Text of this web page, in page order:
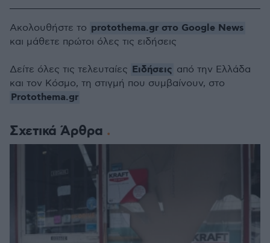
Σχετικά Άρθρα
Ακολουθήστε το protothema.gr στο Google News
και μάθετε πρώτοι όλες τις ειδήσεις
Δείτε όλες τις τελευταίες Ειδήσεις από την Ελλάδα
και τον Κόσμο, τη στιγμή που συμβαίνουν, στο
Protothema.gr